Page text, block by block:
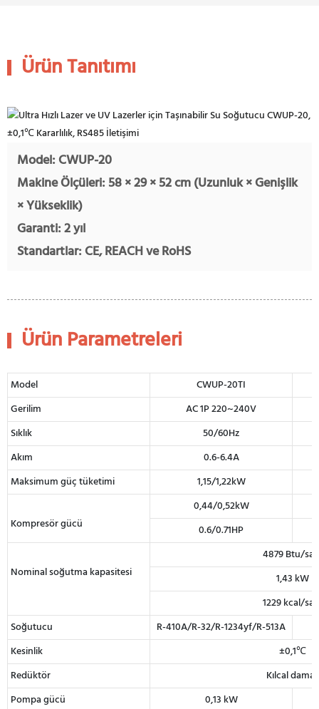
Ürün Tanıtımı
Model: CWUP-20
Makine Ölçüleri: 58 × 29 × 52 cm (Uzunluk × Genişlik
× Yükseklik)
Garanti: 2 yıl
Standartlar: CE, REACH ve RoHS
Ürün Parametreleri
Model
CWUP-20TI
Gerilim
AC 1P 220~240V
Sıklık
50/60Hz
Akım
0.6-6.4A
Maksimum güç tüketimi
1,15/1,22kW
Kompresör gücü
0,44/0,52kW
0.6/0.71HP
Nominal soğutma kapasitesi
4879 Btu/
1,43 kW
1229 kcal/
Soğutucu
R-410A/R-32/R-1234yf/R-513A
Kesinlik
±0,1℃
Redüktör
Kılcal damar
Pompa gücü
0,13 kW